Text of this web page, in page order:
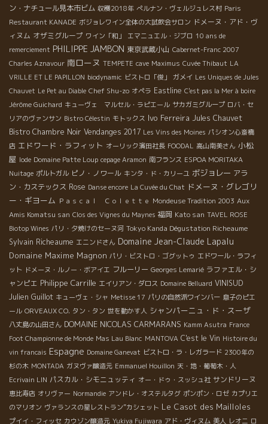
ン・ナチュール見本市ビム 収穫2018年 ぺルナン・ヴェルジュレス村 Paris
Restaurant KANADE ボジョレワイン全体の大試飲会サロン ドメーヌ・アド・ヴ
ィヌム オザミグループ ワイン「和」 エマニュエル・ジブロ 10 ans de
remerciement PHILIPPE JAMBON 東京武蔵小山 Cabernet-Franc 2007
Charles Aznavour 南ローヌ TEMPETE cave Maximus Cuvée Thibaut LA
VRILLE ET LE PAPILLON biodynamic ビストロ「俊」 ガメイ Les Uniques de Jules
Chauvet Le Pet au Diable Chef Shu-zo オペラ Eastline C'est pas la Mer à boire
Jérôme Guichard キューヴェ マルセル・ラピエール サカガミグループ ロバ・セ
リアのヴァンサン Bistro Célestin モトックス Ivo Ferreira Jules Chauvet
Bistro Chambre Noir Vendanges 2017 Les Vins des Moines パシオン心斎橋
店 エドワード・ラフィット オーリック濱田社長 FOODAL 高山南美さん 小松
屋 Iode Domaine Patte Loup cepage Aramon 南フランス ESPOA MORITAKA
Nuitage ポルトガル ピノ・ノワール キンタ・ド・カリーユ ボジョレー アラ
ン・カステックス Rose Danse encore La Cuvée du Chat ドメーヌ・グレゴリ
ー・ギヨーム Ｐａｓｃａｌ Ｃｏｌｅｔｔｅ Mondeuse Tradition 2003 Aux
Amis Komatsu san Clos des Vignes du Maynes 福岡 Kato san TAVEL ROSE
Biotop Wines パリ・夕焼けのセーヌ河 Tokyo Kanda Dégustation Richeaume
Sylvain Richeaume エニンドさん Domaine Jean-Claude Lapalu
Domaine Maxime Magnon パリ・ビストロ・ゴグットゥ エドワール・ラフィ
ット ドメーヌ・ルノー・ボアイエ フルーリー Georges Lemarié ラファエル・シ
ャンピエ Philippe Carrille エイリアン・ダロス Domaine Belluard VINISUD
Julien Guillot キューヴェ・シャ Metisse 17 パリの自然派ワインバー 息子のピエ
ール ORVEAUX CO. タン・タン 世を動かす人 シャンパーニュ・ド・スーザ
八丈島の山田さん DOMAINE NICOLAS CARMARANS Kamm Asutra France
Foot Championne de Monde Mas Lau Blanc MANTOVA C'est le Vin Histoire du
vin francais Espagne Domaine Ganevat ビストロ・ラ・レガラード 2300年の
杉の木 MONTADA ガヌヴァ醸造元 Emmanuel Houillon 天・地・葡萄木・人
Ecrivain LIN パスカル・シモニュッティ オー・ドゥ・スッシュ社 サンドリーヌ
恵比寿店 オリヴァー Normandie アンドレ・オステルタグ ポンポン・ロゼ カプリエ
のマリオン ヴァランスの星レストラン”カシェット Le Casot des Mailloles
プイイ・フィッセ カウゾン醸造元 Yukiya Fujiwara アド・ヴィヌム 美人 レオニ ロ